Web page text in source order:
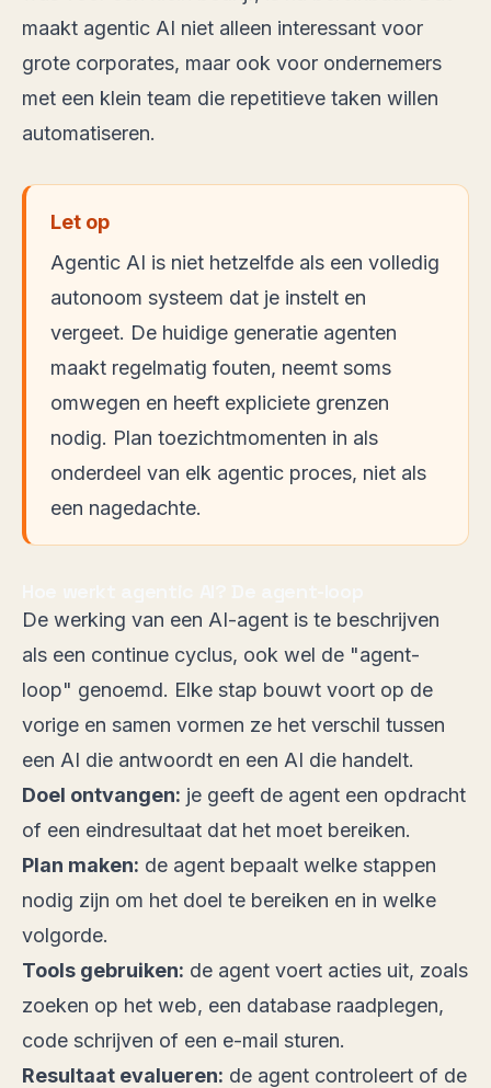
maakt agentic AI niet alleen interessant voor
grote corporates, maar ook voor ondernemers
met een klein team die repetitieve taken willen
automatiseren.
Let op
Agentic AI is niet hetzelfde als een volledig
autonoom systeem dat je instelt en
vergeet. De huidige generatie agenten
maakt regelmatig fouten, neemt soms
omwegen en heeft expliciete grenzen
nodig. Plan toezichtmomenten in als
onderdeel van elk agentic proces, niet als
een nagedachte.
De werking van een AI-agent is te beschrijven
als een continue cyclus, ook wel de "agent-
loop" genoemd. Elke stap bouwt voort op de
vorige en samen vormen ze het verschil tussen
een AI die antwoordt en een AI die handelt.
Doel ontvangen: je geeft de agent een opdracht
of een eindresultaat dat het moet bereiken.
Plan maken: de agent bepaalt welke stappen
nodig zijn om het doel te bereiken en in welke
volgorde.
Tools gebruiken: de agent voert acties uit, zoals
zoeken op het web, een database raadplegen,
code schrijven of een e-mail sturen.
Resultaat evalueren: de agent controleert of de